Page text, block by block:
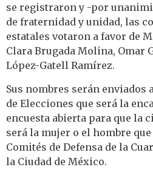
se registraron y -por
de fraternidad y unidad, las
estatales votaron a favor de
Clara Brugada Molina, Omar
López-Gatell Ramírez.
Sus nombres serán enviados
de Elecciones que será la
encuesta abierta para que la
será la mujer o el hombre
Comités de Defensa de la
la Ciudad de México.